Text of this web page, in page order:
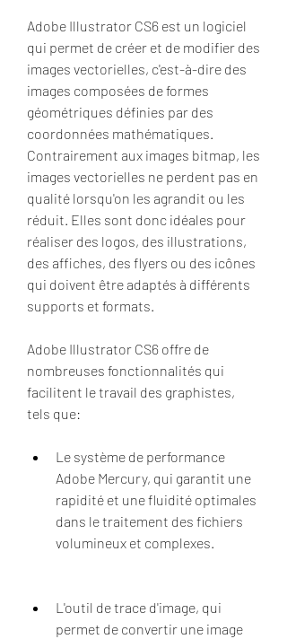
Adobe Illustrator CS6 est un logiciel
qui permet de créer et de modifier des
images vectorielles, c'est-à-dire des
images composées de formes
géométriques définies par des
coordonnées mathématiques.
Contrairement aux images bitmap, les
images vectorielles ne perdent pas en
qualité lorsqu'on les agrandit ou les
réduit. Elles sont donc idéales pour
réaliser des logos, des illustrations,
des affiches, des flyers ou des icônes
qui doivent être adaptés à différents
supports et formats.
Adobe Illustrator CS6 offre de
nombreuses fonctionnalités qui
facilitent le travail des graphistes,
tels que:
Le système de performance
Adobe Mercury, qui garantit une
rapidité et une fluidité optimales
dans le traitement des fichiers
volumineux et complexes.
L'outil de trace d'image, qui
permet de convertir une image